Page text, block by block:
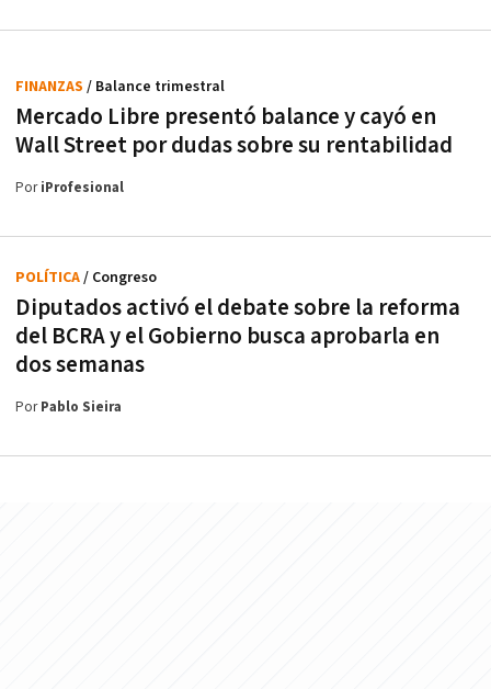
Mercado Libre presentó balance y cayó en
Wall Street por dudas sobre su rentabilidad
FINANZAS / Balance trimestral
PoriProfesional
Diputados activó el debate sobre la reforma
del BCRA y el Gobierno busca aprobarla en
dos semanas
POLÍTICA/ Congreso
PorPablo Sieira